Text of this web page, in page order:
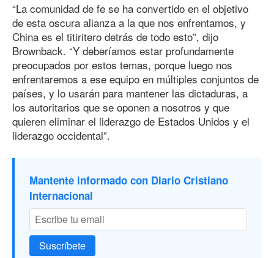
“La comunidad de fe se ha convertido en el objetivo
de esta oscura alianza a la que nos enfrentamos, y
China es el titiritero detrás de todo esto”, dijo
Brownback. “Y deberíamos estar profundamente
preocupados por estos temas, porque luego nos
enfrentaremos a ese equipo en múltiples conjuntos de
países, y lo usarán para mantener las dictaduras, a
los autoritarios que se oponen a nosotros y que
quieren eliminar el liderazgo de Estados Unidos y el
liderazgo occidental”.
Mantente informado con Diario Cristiano
Internacional
Suscríbete